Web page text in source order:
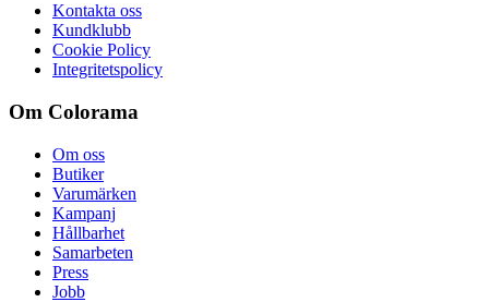
Kontakta oss
Kundklubb
Cookie Policy
Integritetspolicy
Om Colorama
Om oss
Butiker
Varumärken
Kampanj
Hållbarhet
Samarbeten
Press
Jobb